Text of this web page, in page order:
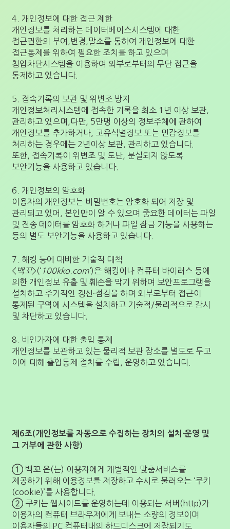
4. 개인정보에 대한 접근 제한
개인정보를 처리하는 데이터베이스시스템에 대한
접근권한의 부여,변경,말소를 통하여 개인정보에 대한
접근통제를 위하여 필요한 조치를 하고 있으며
침입차단시스템을 이용하여 외부로부터의 무단 접근을
통제하고 있습니다.
5. 접속기록의 보관 및 위변조 방지
개인정보처리시스템에 접속한 기록을 최소 1년 이상 보관,
관리하고 있으며,다만, 5만명 이상의 정보주체에 관하여
개인정보를 추가하거나, 고유식별정보 또는 민감정보를
처리하는 경우에는 2년이상 보관, 관리하고 있습니다.
또한, 접속기록이 위변조 및 도난, 분실되지 않도록
보안기능을 사용하고 있습니다.
6. 개인정보의 암호화
이용자의 개인정보는 비밀번호는 암호화 되어 저장 및
관리되고 있어, 본인만이 알 수 있으며 중요한 데이터는 파일
및 전송 데이터를 암호화 하거나 파일 잠금 기능을 사용하는
등의 별도 보안기능을 사용하고 있습니다.
7. 해킹 등에 대비한 기술적 대책
< 백꼬>(‘ 100kko.com‘)은 해킹이나 컴퓨터 바이러스 등에
의한 개인정보 유출 및 훼손을 막기 위하여 보안프로그램을
설치하고 주기적인 갱신·점검을 하며 외부로부터 접근이
통제된 구역에 시스템을 설치하고 기술적/물리적으로 감시
및 차단하고 있습니다.
8. 비인가자에 대한 출입 통제
개인정보를 보관하고 있는 물리적 보관 장소를 별도로 두고
이에 대해 출입통제 절차를 수립, 운영하고 있습니다.
제6조(개인정보를 자동으로 수집하는 장치의 설치·운영 및
그 거부에 관한 사항)
① 백꼬 은(는) 이용자에게 개별적인 맞춤서비스를
제공하기 위해 이용정보를 저장하고 수시로 불러오는 ‘쿠키
(cookie)’를 사용합니다.
② 쿠키는 웹사이트를 운영하는데 이용되는 서버(http)가
이용자의 컴퓨터 브라우저에게 보내는 소량의 정보이며
이용자들의 PC 컴퓨터내의 하드디스크에 저장되기도